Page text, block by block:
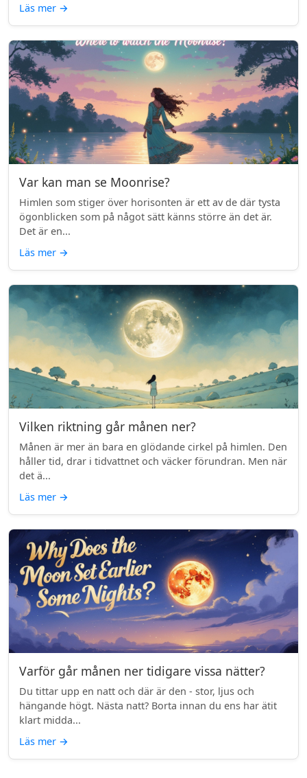
Läs mer →
Var kan man se Moonrise?
Himlen som stiger över horisonten är ett av de där tysta
ögonblicken som på något sätt känns större än det är.
Det är en...
Läs mer →
Vilken riktning går månen ner?
Månen är mer än bara en glödande cirkel på himlen. Den
håller tid, drar i tidvattnet och väcker förundran. Men när
det ä...
Läs mer →
Varför går månen ner tidigare vissa nätter?
Du tittar upp en natt och där är den - stor, ljus och
hängande högt. Nästa natt? Borta innan du ens har ätit
klart midda...
Läs mer →